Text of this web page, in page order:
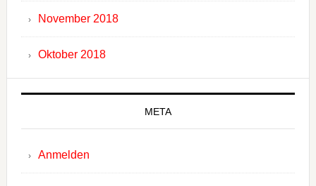
November 2018
Oktober 2018
META
Anmelden